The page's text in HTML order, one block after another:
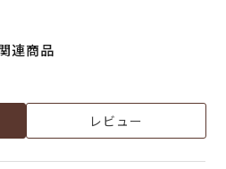
連商品
レビュー